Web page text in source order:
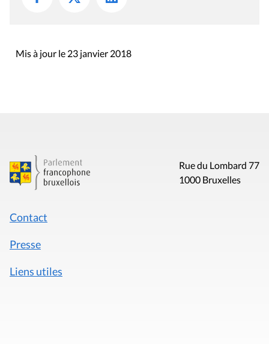
Mis à jour le 23 janvier 2018
Rue du Lombard 77
1000 Bruxelles
Contact
Presse
Liens utiles